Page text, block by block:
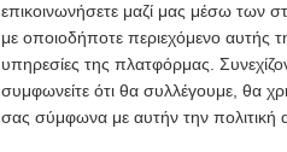
επικοινωνήσετε μαζί μας μέσω των
με οποιοδήποτε περιεχόμενο αυτής
υπηρεσίες της πλατφόρμας.
συμφωνείτε ότι θα συλλέγουμε, θα
σας σύμφωνα με αυτήν την πολιτική